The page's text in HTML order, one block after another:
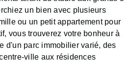
un bien avec plusieurs
ou un petit appartement pour
vous trouverez votre bonheur à
d'un parc immobilier varié, des
ville aux résidences